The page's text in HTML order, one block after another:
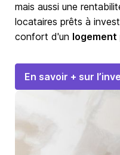
mais aussi une
locataires prêts à
confort d'un logement
En savoir + sur